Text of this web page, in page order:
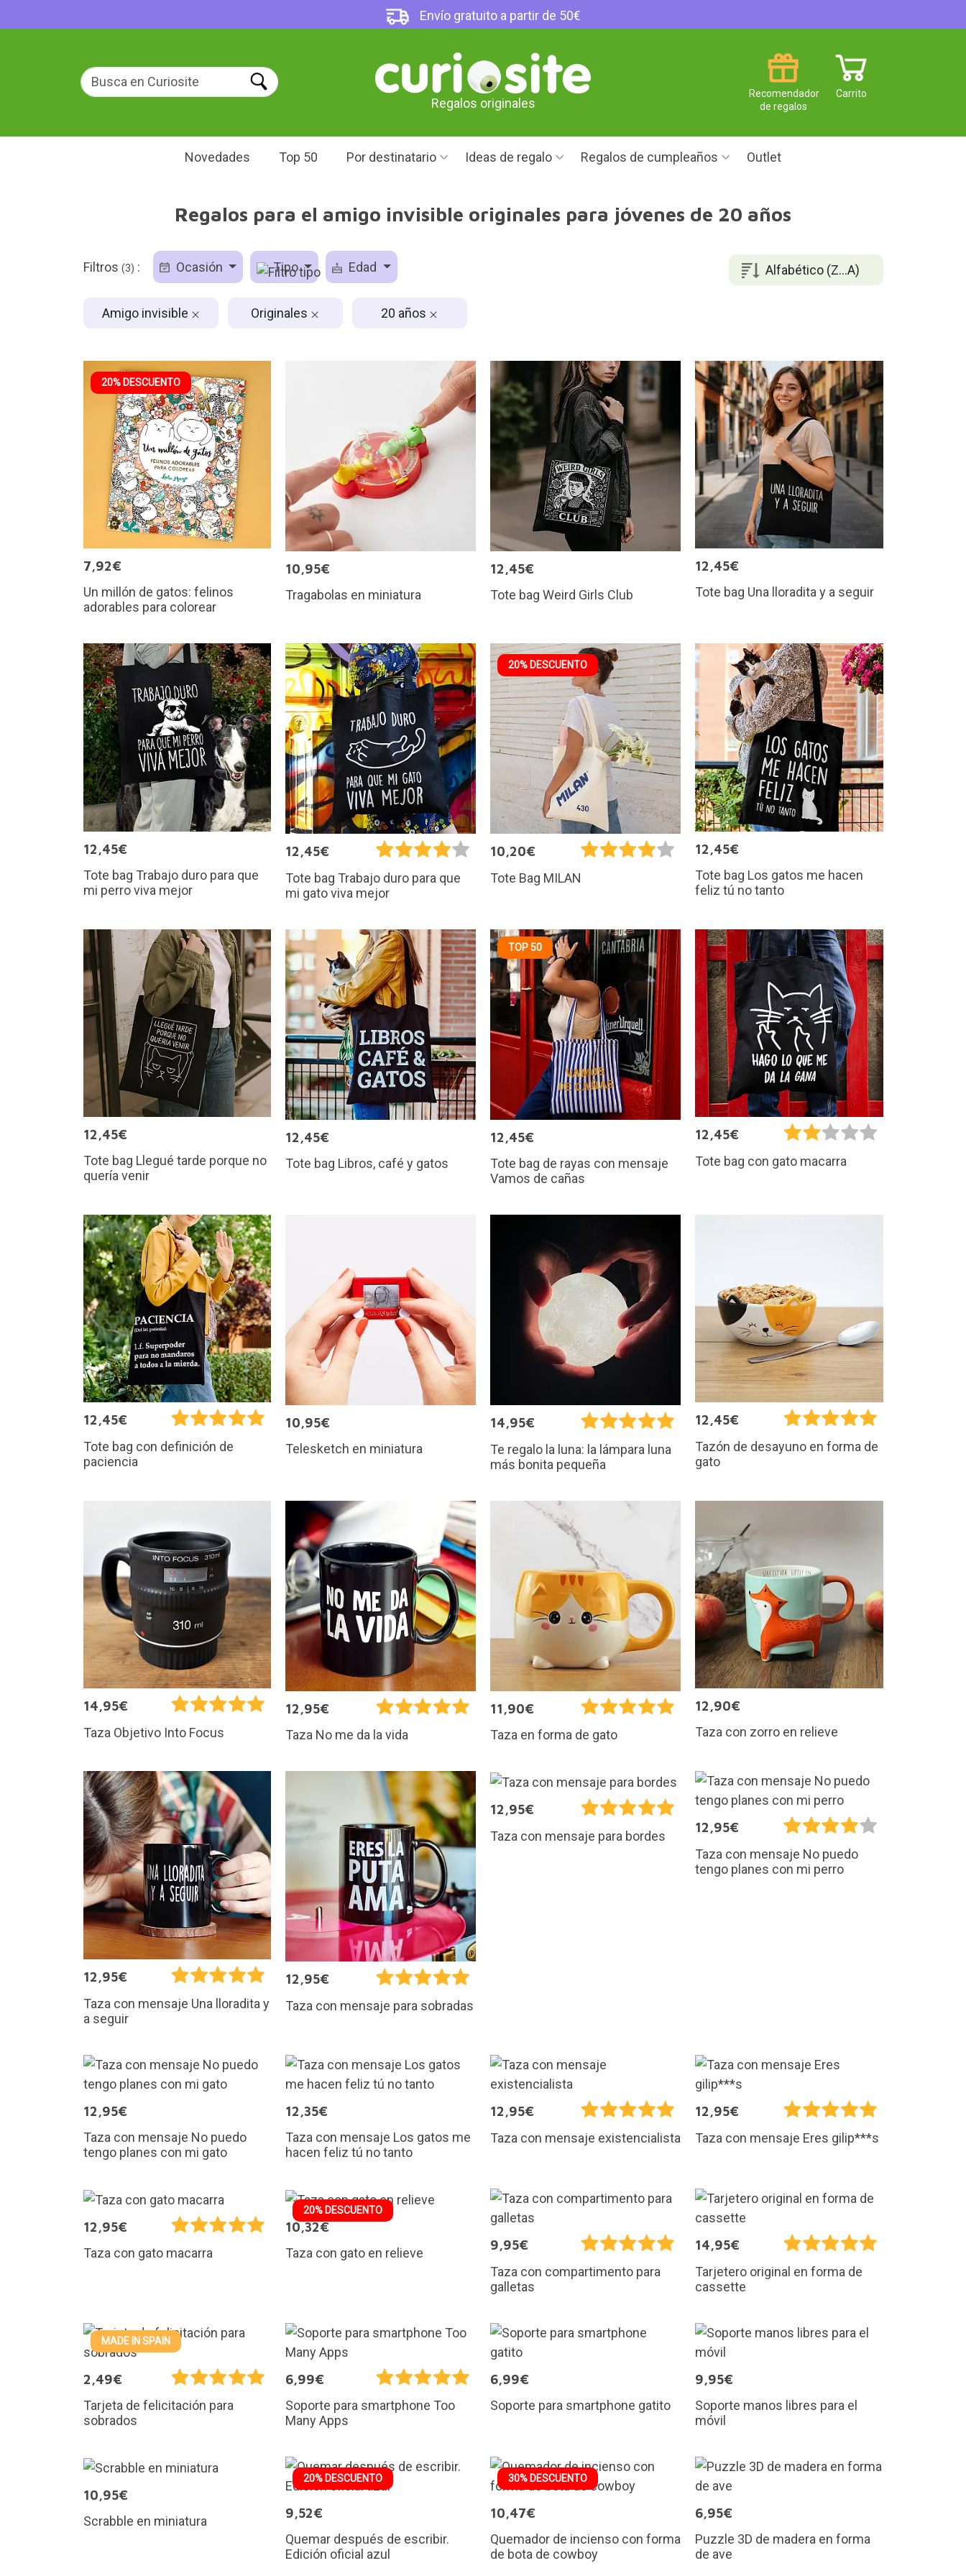
Envío gratuito a partir de 50€
Regalos originales
Carrito
Recomendador
de regalos
Novedades Top 50 Por destinatario Ideas de regalo Regalos de cumpleaños Outlet
Regalos para el amigo invisible originales para jóvenes de 20 años
Alfabético (Z...A)
Filtros (3) : Ocasión Tipo Edad
Amigo invisible Originales 20 años
20% DESCUENTO
7,92€
Un millón de gatos: felinos
adorables para colorear
10,95€
Tragabolas en miniatura
12,45€
Tote bag Weird Girls Club
12,45€
Tote bag Una lloradita y a seguir
12,45€
Tote bag Trabajo duro para que
mi perro viva mejor
12,45€
Tote bag Trabajo duro para que
mi gato viva mejor
20% DESCUENTO
10,20€
Tote Bag MILAN
12,45€
Tote bag Los gatos me hacen
feliz tú no tanto
12,45€
Tote bag Llegué tarde porque no
quería venir
12,45€
Tote bag Libros, café y gatos
TOP 50
12,45€
Tote bag de rayas con mensaje
Vamos de cañas
12,45€
Tote bag con gato macarra
12,45€
Tote bag con definición de
paciencia
10,95€
Telesketch en miniatura
14,95€
Te regalo la luna: la lámpara luna
más bonita pequeña
12,45€
Tazón de desayuno en forma de
gato
14,95€
Taza Objetivo Into Focus
12,95€
Taza No me da la vida
11,90€
Taza en forma de gato
12,90€
Taza con zorro en relieve
12,95€
Taza con mensaje Una lloradita y
a seguir
12,95€
Taza con mensaje para sobradas
12,95€
Taza con mensaje para bordes
12,95€
Taza con mensaje No puedo
tengo planes con mi perro
12,95€
Taza con mensaje No puedo
tengo planes con mi gato
12,35€
Taza con mensaje Los gatos me
hacen feliz tú no tanto
12,95€
Taza con mensaje existencialista
12,95€
Taza con mensaje Eres gilip***s
12,95€
Taza con gato macarra
20% DESCUENTO
10,32€
Taza con gato en relieve
9,95€
Taza con compartimento para
galletas
14,95€
Tarjetero original en forma de
cassette
MADE IN SPAIN
2,49€
Tarjeta de felicitación para
sobrados
6,99€
Soporte para smartphone Too
Many Apps
6,99€
Soporte para smartphone gatito
9,95€
Soporte manos libres para el
móvil
10,95€
Scrabble en miniatura
20% DESCUENTO
9,52€
Quemar después de escribir.
Edición oficial azul
30% DESCUENTO
10,47€
Quemador de incienso con forma
de bota de cowboy
6,95€
Puzzle 3D de madera en forma
de ave